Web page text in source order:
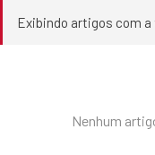
Exibindo artigos com a
Nenhum